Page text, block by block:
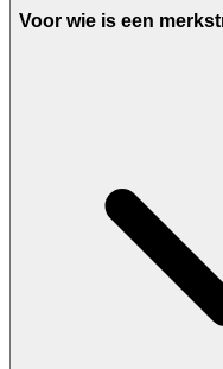
Voor wie is een